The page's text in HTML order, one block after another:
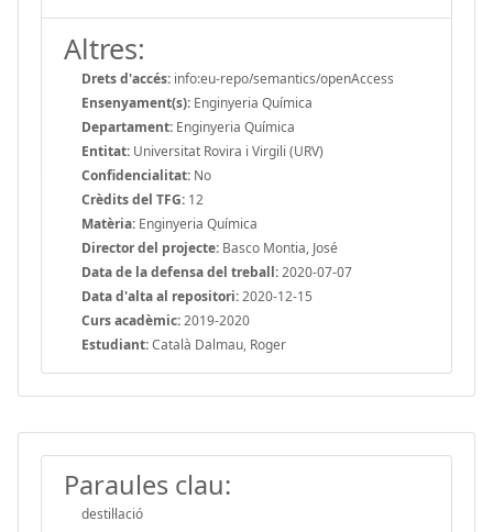
Altres:
Drets d'accés: info:eu-repo/semantics/openAccess
Ensenyament(s): Enginyeria Química
Departament: Enginyeria Química
Entitat: Universitat Rovira i Virgili (URV)
Confidencialitat: No
Crèdits del TFG: 12
Matèria: Enginyeria Química
Director del projecte: Basco Montia, José
Data de la defensa del treball:2020-07-07
Data d'alta al repositori:2020-12-15
Curs acadèmic:2019-2020
Estudiant:Català Dalmau, Roger
Paraules clau:
destil·lació